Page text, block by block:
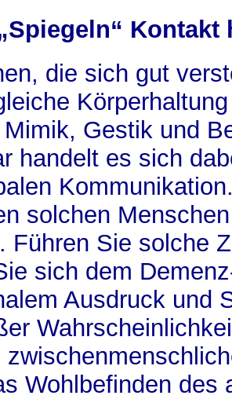
Kontakt
die sich gut
Gestik und
handelt es sich
solchen
Führen Sie solche
sich dem
Ausdruck und
Wohlbefinden des